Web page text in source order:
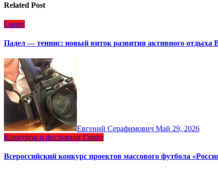
Related Post
Спорт
Падел — теннис: новый виток развития активного отдыха
Евгений Серафимович Май 29, 2026
Конкурсы и фестивали Спорт
Всероссийский конкурс проектов массового футбола